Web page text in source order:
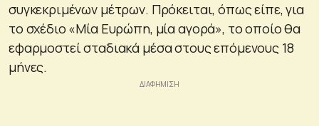
συγκεκριμένων μέτρων. Πρόκειται, όπως είπε, για
το σχέδιο «Μία Ευρώπη, μία αγορά», το οποίο θα
εφαρμοστεί σταδιακά μέσα στους επόμενους 18
μήνες.